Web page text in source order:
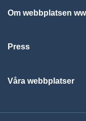
Om webbplatsen
Press
Våra webbplatser